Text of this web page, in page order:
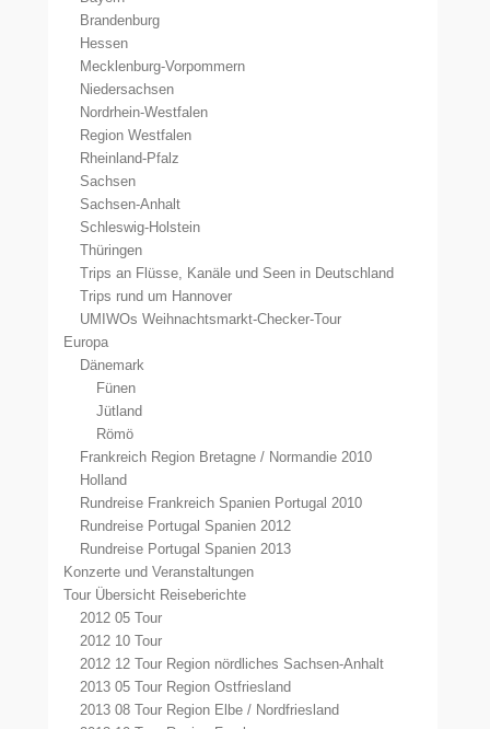
Brandenburg
Hessen
Mecklenburg-Vorpommern
Niedersachsen
Nordrhein-Westfalen
Region Westfalen
Rheinland-Pfalz
Sachsen
Sachsen-Anhalt
Schleswig-Holstein
Thüringen
Trips an Flüsse, Kanäle und Seen in Deutschland
Trips rund um Hannover
UMIWOs Weihnachtsmarkt-Checker-Tour
Europa
Dänemark
Fünen
Jütland
Römö
Frankreich Region Bretagne / Normandie 2010
Holland
Rundreise Frankreich Spanien Portugal 2010
Rundreise Portugal Spanien 2012
Rundreise Portugal Spanien 2013
Konzerte und Veranstaltungen
Tour Übersicht Reiseberichte
2012 05 Tour
2012 10 Tour
2012 12 Tour Region nördliches Sachsen-Anhalt
2013 05 Tour Region Ostfriesland
2013 08 Tour Region Elbe / Nordfriesland